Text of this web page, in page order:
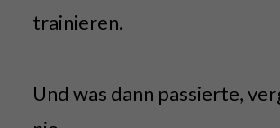
trainieren.
Und was dann passierte,